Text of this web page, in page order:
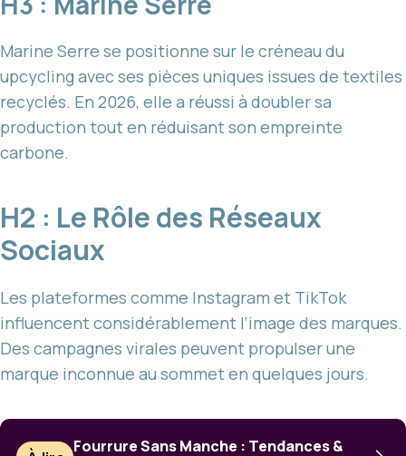
Marine Serre se positionne sur le créneau du
upcycling avec ses pièces uniques issues de textiles
recyclés. En 2026, elle a réussi à doubler sa
production tout en réduisant son empreinte
carbone.
H2 : Le Rôle des Réseaux
Sociaux
Les plateformes comme Instagram et TikTok
influencent considérablement l’image des marques.
Des campagnes virales peuvent propulser une
marque inconnue au sommet en quelques jours.
Fourrure Sans Manche : Tendances &